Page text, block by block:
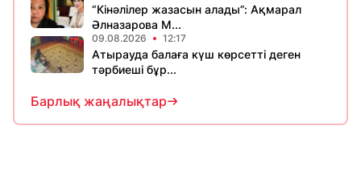
“Кінәлілер жазасын алады”: Ақмарал
Әлназарова М...
09.08.2026 12:17
Атырауда балаға күш көрсетті деген
тәрбиеші бұр...
Барлық жаңалықтар